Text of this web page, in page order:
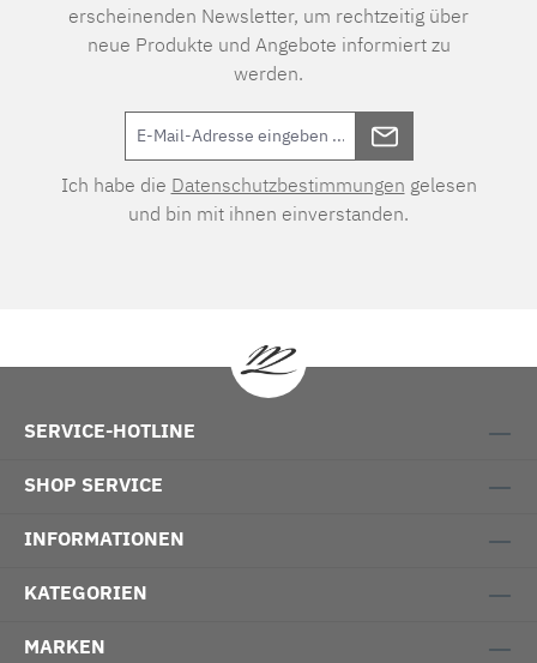
erscheinenden Newsletter, um rechtzeitig über
neue Produkte und Angebote informiert zu
werden.
Ich habe die Datenschutzbestimmungen gelesen
und bin mit ihnen einverstanden.
SERVICE-HOTLINE
SHOP SERVICE
INFORMATIONEN
KATEGORIEN
MARKEN